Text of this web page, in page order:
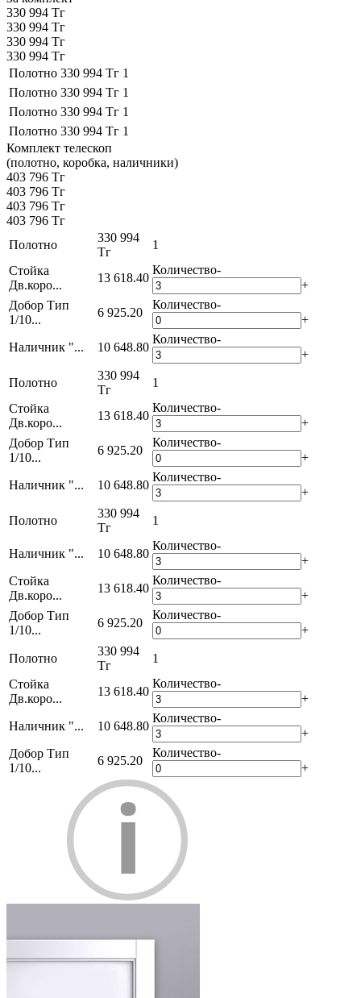
330 994 Тг
330 994 Тг
330 994 Тг
330 994 Тг
Полотно 330 994 Тг 1
Полотно 330 994 Тг 1
Полотно 330 994 Тг 1
Полотно 330 994 Тг 1
Комплект телескоп
(полотно, коробка, наличники)
403 796 Тг
403 796 Тг
403 796 Тг
403 796 Тг
Полотно
330 994
Тг
1
Стойка
Дв.коро...
13 618.40
Количество-
+
Добор Тип
1/10...
6 925.20
Количество-
+
Наличник "...
10 648.80
Количество-
+
Полотно
330 994
Тг
1
Стойка
Дв.коро...
13 618.40
Количество-
+
Добор Тип
1/10...
6 925.20
Количество-
+
Наличник "...
10 648.80
Количество-
+
Полотно
330 994
Тг
1
Наличник "... 10 648.80
Количество-
+
Стойка
Дв.коро...
13 618.40
Количество-
+
Добор Тип
1/10...
6 925.20
Количество-
+
Полотно
330 994
Тг
1
Стойка
Дв.коро...
13 618.40
Количество-
+
Наличник "...
10 648.80
Количество-
+
Добор Тип
1/10...
6 925.20
Количество-
+